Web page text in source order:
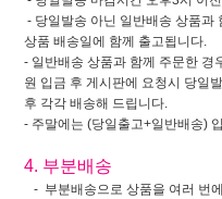
- 당일발송 아닌 일반배송 상품과
상품 배송일에 함께 출고됩니다.
- 일반배송 상품과 함께 주문한 경
원 입금 후 게시판에 요청시 당일
후 각각 배송해 드립니다.
- 주말에는 (당일출고+일반배송)
4. 부분배송
- 부분배송으로 상품을 여러 번